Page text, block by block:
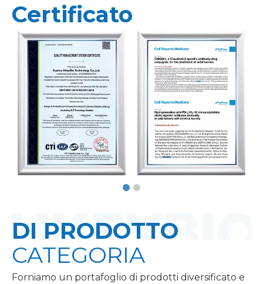
Certificato
DI PRODOTTO
CATEGORIA
Forniamo un portafoglio di prodotti diversificato e